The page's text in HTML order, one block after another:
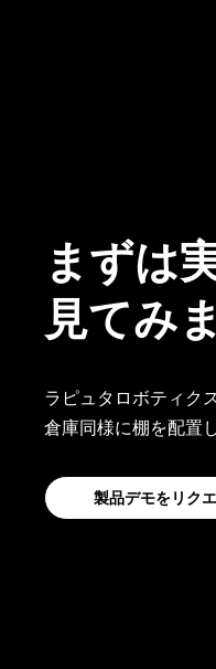
まずは
見てみ
ラピュタロボティク
倉庫同様に棚を配置
製品デモをリク